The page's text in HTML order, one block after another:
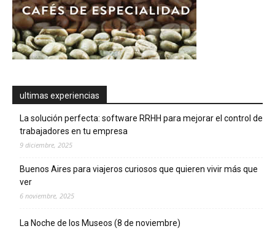
ultimas experiencias
La solución perfecta: software RRHH para mejorar el control de
trabajadores en tu empresa
9 diciembre, 2025
Buenos Aires para viajeros curiosos que quieren vivir más que
ver
6 noviembre, 2025
La Noche de los Museos (8 de noviembre)